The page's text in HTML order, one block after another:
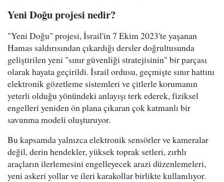
Yeni Doğu projesi nedir?
"Yeni Doğu" projesi, İsrail'in 7 Ekim 2023'te yaşanan
Hamas saldırısından çıkardığı dersler doğrultusunda
geliştirilen yeni "sınır güvenliği stratejisinin" bir parçası
olarak hayata geçirildi. İsrail ordusu, geçmişte sınır hattını
elektronik gözetleme sistemleri ve çitlerle korumanın
yeterli olduğu yönündeki anlayışı terk ederek, fiziksel
engelleri yeniden ön plana çıkaran çok katmanlı bir
savunma modeli oluşturuyor.
Bu kapsamda yalnızca elektronik sensörler ve kameralar
değil, derin hendekler, yüksek toprak setleri, zırhlı
araçların ilerlemesini engelleyecek arazi düzenlemeleri,
yeni askeri yollar ve ileri karakollar birlikte kullanılıyor.